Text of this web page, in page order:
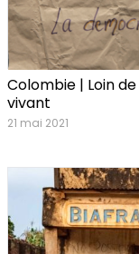
Colombie | Loin
vivant
21 mai 2021